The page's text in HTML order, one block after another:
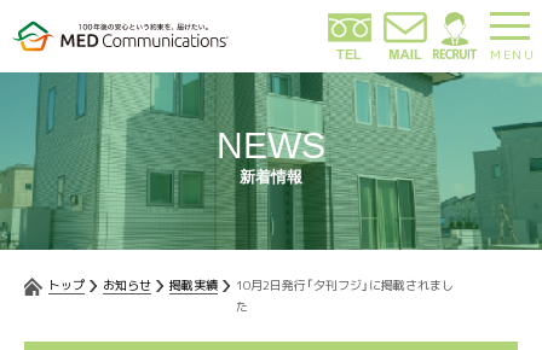
NEWS
新着情報
トップ お知らせ 掲載実績
10月2日発行「夕刊フジ」に掲載されまし
た
MENU